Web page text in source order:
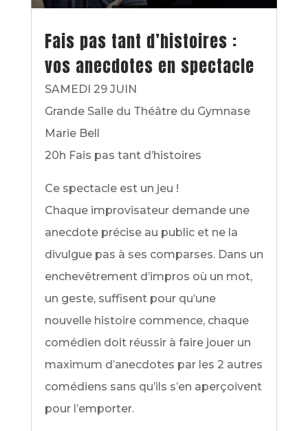
Fais pas tant d’histoires :
vos anecdotes en spectacle
SAMEDI 29 JUIN
Grande Salle du Théâtre du Gymnase
Marie Bell
20h Fais pas tant d’histoires
Ce spectacle est un jeu !
Chaque improvisateur demande une
anecdote précise au public et ne la
divulgue pas à ses comparses. Dans un
enchevêtrement d’impros où un mot,
un geste, suffisent pour qu’une
nouvelle histoire commence, chaque
comédien doit réussir à faire jouer un
maximum d’anecdotes par les 2 autres
comédiens sans qu’ils s’en aperçoivent
pour l’emporter.